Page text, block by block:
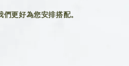
更好為您安排搭配。